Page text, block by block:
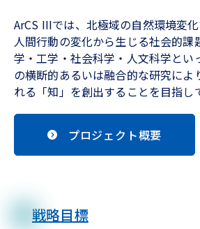
ArCS IIIでは、北極域の自然環境変
人間行動の変化から生じる社会的課
学・工学・社会科学・人文科学とい
の横断的あるいは融合的な研究によ
れる「知」を創出することを目指し
プロジェクト概要
戦略目標